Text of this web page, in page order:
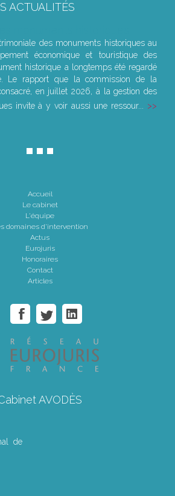
ACTUALITÉS
des monuments historiques au
économique et touristique des
historique a longtemps été regardé
Le rapport que la commission de la
en juillet 2026, à la gestion des
invite à y voir aussi une ressour...
Accueil
Le cabinet
L'équipe
domaines d'intervention
Actus
Eurojuris
Honoraires
Contact
Articles
AVODÈS
de